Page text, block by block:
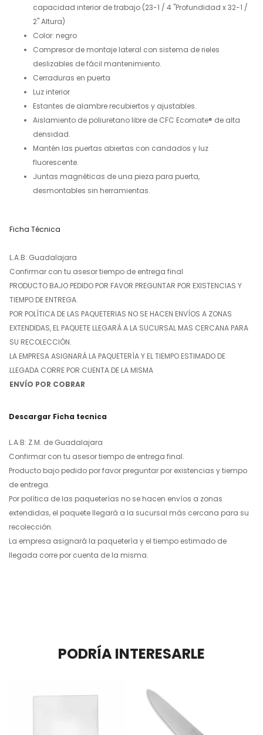
capacidad interior de trabajo (23-1 / 4 "Profundidad x 32-1 /
2" Altura)
Color: negro
Compresor de montaje lateral con sistema de rieles
deslizables de fácil mantenimiento.
Cerraduras en puerta
Luz interior
Estantes de alambre recubiertos y ajustables.
Aislamiento de poliuretano libre de CFC Ecomate® de alta
densidad.
Mantén las puertas abiertas con candados y luz
fluorescente.
Juntas magnéticas de una pieza para puerta,
desmontables sin herramientas.
Ficha Técnica
L.A.B: Guadalajara
Confirmar con tu asesor tiempo de entrega final
PRODUCTO BAJO PEDIDO POR FAVOR PREGUNTAR POR EXISTENCIAS Y
TIEMPO DE ENTREGA.
POR POLÍTICA DE LAS PAQUETERIAS NO SE HACEN ENVÍOS A ZONAS
EXTENDIDAS, EL PAQUETE LLEGARÁ A LA SUCURSAL MAS CERCANA PARA
SU RECOLECCIÓN.
LA EMPRESA ASIGNARÁ LA PAQUETERÍA Y EL TIEMPO ESTIMADO DE
LLEGADA CORRE POR CUENTA DE LA MISMA
ENVÍO POR COBRAR
Descargar Ficha tecnica
L.A.B: Z.M. de Guadalajara
Confirmar con tu asesor tiempo de entrega final.
Producto bajo pedido por favor preguntar por existencias y tiempo
de entrega.
Por política de las paqueterías no se hacen envíos a zonas
extendidas, el paquete llegará a la sucursal más cercana para su
recolección.
La empresa asignará la paquetería y el tiempo estimado de
llegada corre por cuenta de la misma.
PODRÍA INTERESARLE